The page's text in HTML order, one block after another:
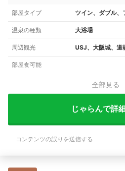
部屋タイプ ツイン、ダブル、
温泉の種類 大浴場
周辺観光 USJ、大阪城、道
部屋食可能
全部見る
じゃらんで詳
コンテンツの誤りを送信する